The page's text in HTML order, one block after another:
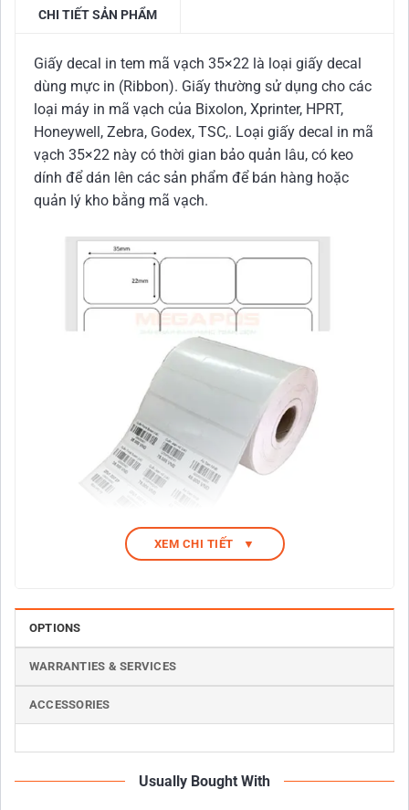
CHI TIẾT SẢN PHẨM
Giấy decal in tem mã vạch 35×22 là loại giấy decal
dùng mực in (Ribbon). Giấy thường sử dụng cho các
loại máy in mã vạch của Bixolon, Xprinter, HPRT,
Honeywell, Zebra, Godex, TSC,. Loại giấy decal in mã
vạch 35×22 này có thời gian bảo quản lâu, có keo
dính để dán lên các sản phẩm để bán hàng hoặc
quản lý kho bằng mã vạch.
Thông số chi tiết của giấy decal in mã vạch 35×22 :
Khổ giấy: 105 mm
Chiều dài cuộn: 50 m
XEM CHI TIẾT ▼
OPTIONS
WARRANTIES & SERVICES
ACCESSORIES
Usually Bought With